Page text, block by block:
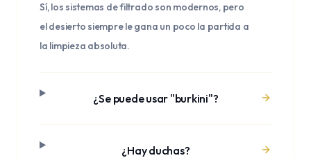
Sí, los sistemas de filtrado son modernos, pero
el desierto siempre le gana un poco la partida a
la limpieza absoluta.
¿Se puede usar "burkini"?
¿Hay duchas?